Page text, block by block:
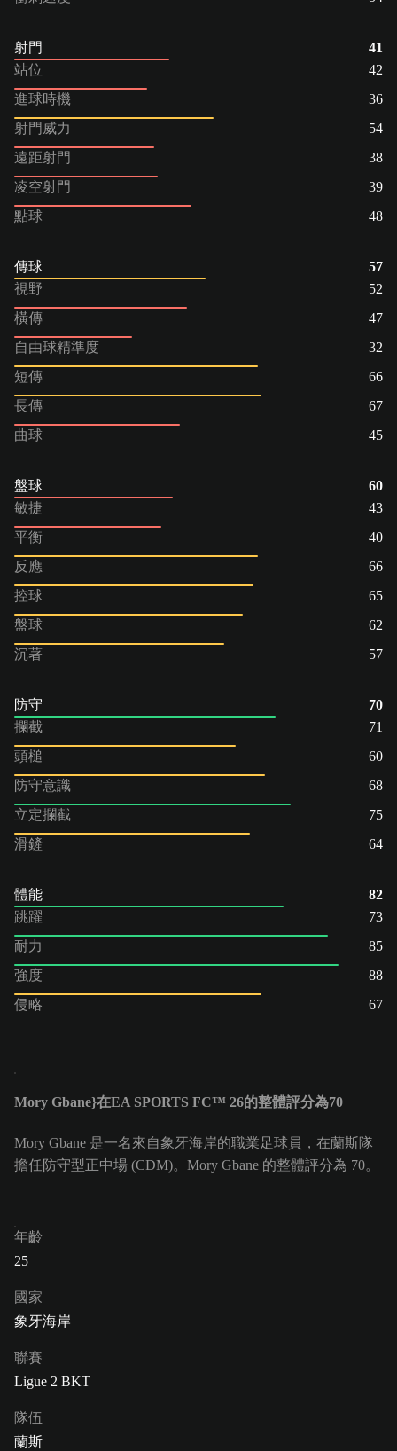
射門
41
站位
42
進球時機
36
射門威力
54
遠距射門
38
凌空射門
39
點球
48
傳球
57
視野
52
橫傳
47
自由球精準度
32
短傳
66
長傳
67
曲球
45
盤球
60
敏捷
43
平衡
40
反應
66
控球
65
盤球
62
沉著
57
防守
70
攔截
71
頭槌
60
防守意識
68
立定攔截
75
滑鏟
64
體能
82
跳躍
73
耐力
85
強度
88
侵略
67
Mory Gbane}在EA SPORTS FC™ 26的整體評分為70
Mory Gbane 是一名來自象牙海岸的職業足球員，在蘭斯隊
擔任防守型正中場 (CDM)。Mory Gbane 的整體評分為 70。
年齡
25
國家
象牙海岸
聯賽
Ligue 2 BKT
隊伍
蘭斯